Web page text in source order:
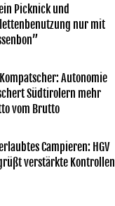
Picknick und
nur mit
Kompatscher: Autonomie
Südtirolern mehr
vom Brutto
Campieren: HGV
verstärkte Kontrollen